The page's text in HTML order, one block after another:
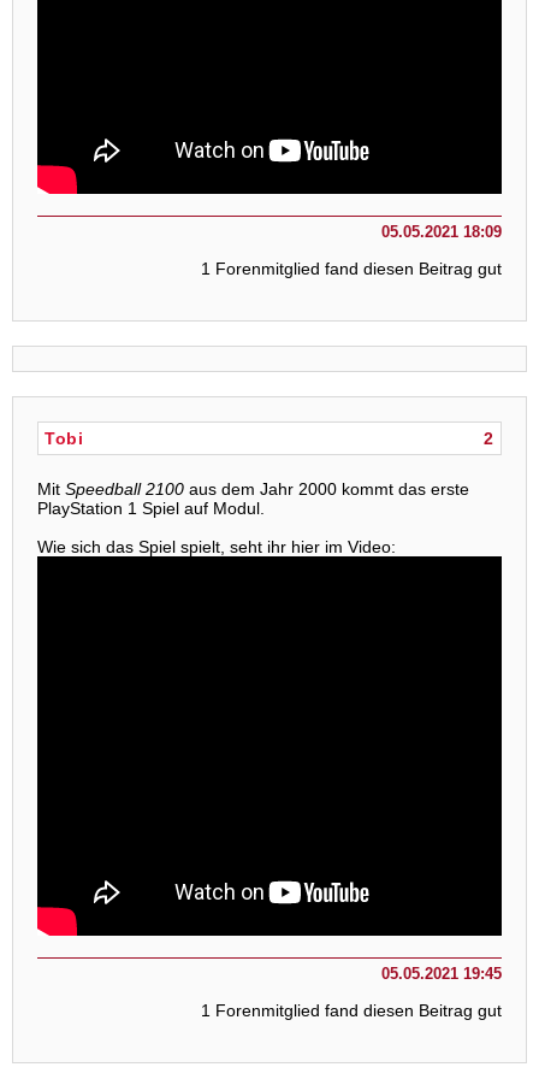
05.05.2021 18:09
1 Forenmitglied fand diesen Beitrag gut
2
Tobi
Mit Speedball 2100 aus dem Jahr 2000 kommt das erste
PlayStation 1 Spiel auf Modul.
Wie sich das Spiel spielt, seht ihr hier im Video:
05.05.2021 19:45
1 Forenmitglied fand diesen Beitrag gut